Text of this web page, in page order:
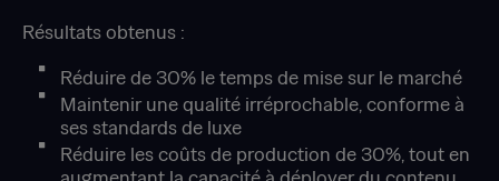
Résultats obtenus :
Réduire de 30% le temps de mise sur le marché
Maintenir une qualité irréprochable, conforme à
ses standards de luxe
Réduire les coûts de production de 30%, tout en